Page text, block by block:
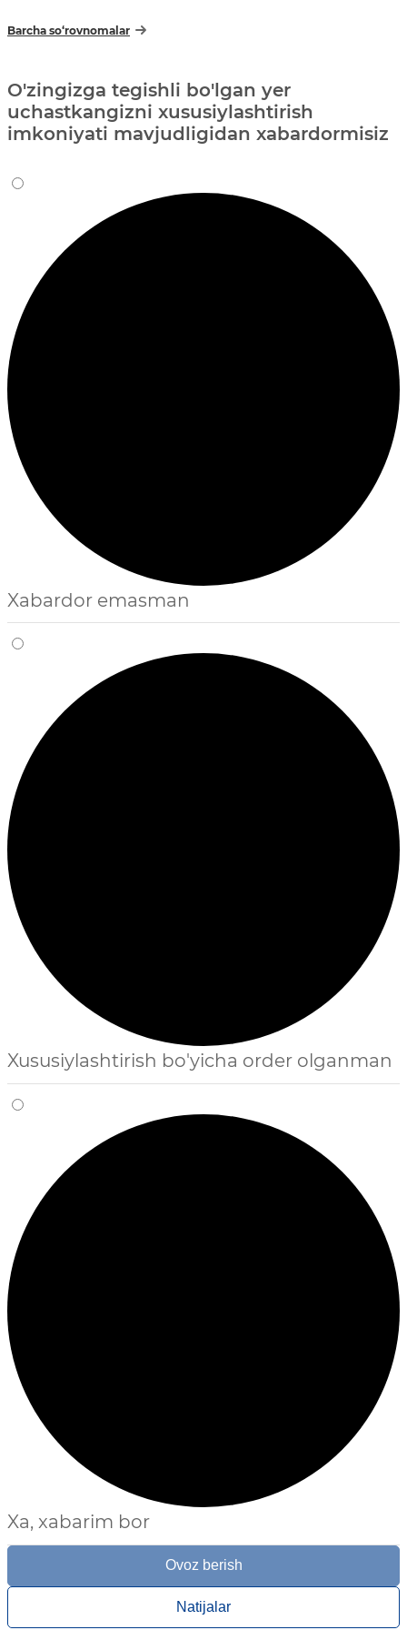
Barcha so‘rovnomalar
O'zingizga tegishli bo'lgan yer
uchastkangizni xususiylashtirish
imkoniyati mavjudligidan xabardormisiz
Xabardor emasman
Xususiylashtirish bo'yicha order olganman
Xa, xabarim bor
Ovoz berish
Natijalar